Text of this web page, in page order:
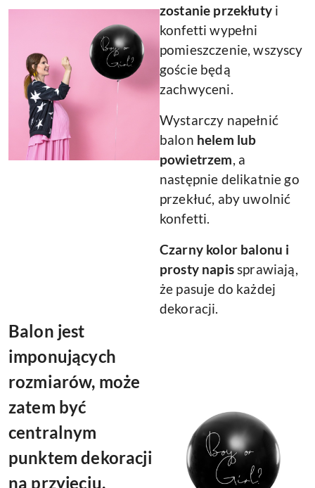
zostanie przekłutyi
konfetti wypełni
pomieszczenie, wszyscy
goście będą
zachwyceni.
Wystarczy napełnić
balon helem lub
powietrzem, a
następnie delikatnie go
przekłuć, aby uwolnić
konfetti.
Czarny kolor balonu i
prosty napissprawiają,
że pasuje do każdej
dekoracji.
Balon jest
imponujących
rozmiarów, może
zatem być
centralnym
punktem dekoracji
na przyjęciu.